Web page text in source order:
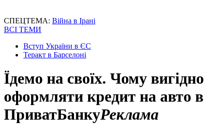
СПЕЦТЕМА: Війна в Ірані
ВСІ ТЕМИ
Вступ України в ЄС
Теракт в Барселоні
Їдемо на своїх. Чому вигідно
оформляти кредит на авто в
ПриватБанкуРеклама